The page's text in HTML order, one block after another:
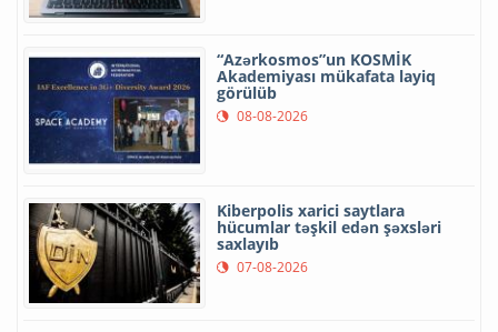
“Azərkosmos”un KOSMİK
Akademiyası mükafata layiq
görülüb
08-08-2026
Kiberpolis xarici saytlara
hücumlar təşkil edən şəxsləri
saxlayıb
07-08-2026